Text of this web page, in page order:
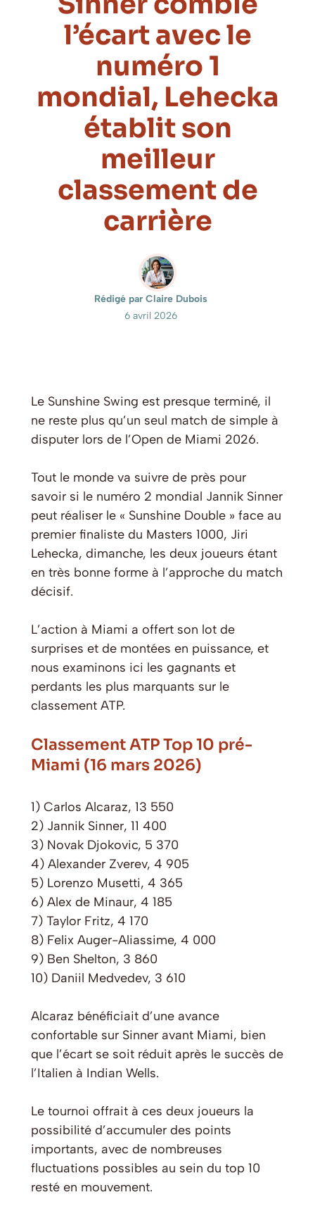
l’écart avec le
numéro 1
mondial, Lehecka
établit son
meilleur
classement de
carrière
Rédigé par Claire Dubois
6 avril 2026
Le Sunshine Swing est presque terminé, il
ne reste plus qu’un seul match de simple à
disputer lors de l’Open de Miami 2026.
Tout le monde va suivre de près pour
savoir si le numéro 2 mondial Jannik Sinner
peut réaliser le « Sunshine Double » face au
premier finaliste du Masters 1000, Jiri
Lehecka, dimanche, les deux joueurs étant
en très bonne forme à l’approche du match
décisif.
L’action à Miami a offert son lot de
surprises et de montées en puissance, et
nous examinons ici les gagnants et
perdants les plus marquants sur le
classement ATP.
Classement ATP Top 10 pré-
Miami (16 mars 2026)
1) Carlos Alcaraz, 13 550
2) Jannik Sinner, 11 400
3) Novak Djokovic, 5 370
4) Alexander Zverev, 4 905
5) Lorenzo Musetti, 4 365
6) Alex de Minaur, 4 185
7) Taylor Fritz, 4 170
8) Felix Auger-Aliassime, 4 000
9) Ben Shelton, 3 860
10) Daniil Medvedev, 3 610
Alcaraz bénéficiait d’une avance
confortable sur Sinner avant Miami, bien
que l’écart se soit réduit après le succès de
l’Italien à Indian Wells.
Le tournoi offrait à ces deux joueurs la
possibilité d’accumuler des points
importants, avec de nombreuses
fluctuations possibles au sein du top 10
resté en mouvement.